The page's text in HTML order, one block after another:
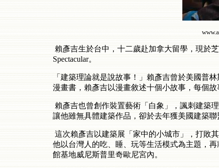
賴彥吉生於台中，十二歲赴加拿大留學，現於
Spectacular。
「建築理論就是說故事！」賴彥吉曾於美國普
漫畫書，賴彥吉以漫畫敘述十個小故事，每個
賴彥吉也曾創作裝置藝術「白象」，諷刺建築
讓他雖無具體建築作品，卻於去年獲美國建築
這次賴彥吉以建築展「家中的小城市」，打敗
他以台灣人的吃、睡、玩等生活模式為主題，
館基地威尼斯普里奇歐尼宮內。